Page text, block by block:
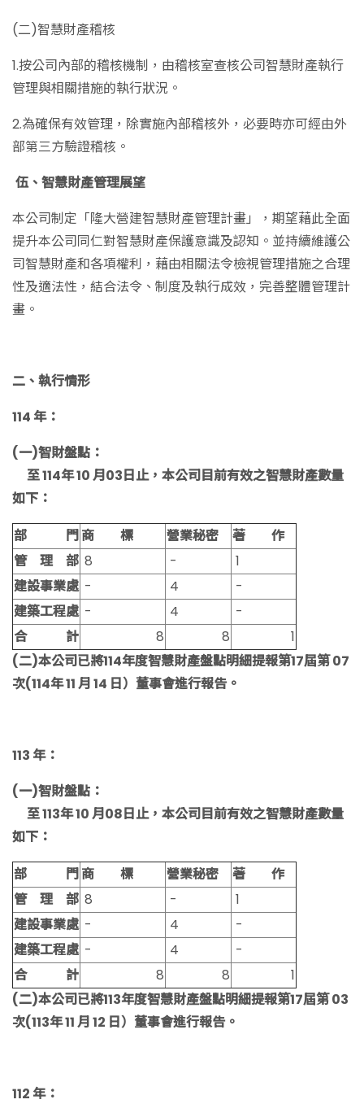
(二)智慧財產稽核
1.按公司內部的稽核機制，由稽核室查核公司智慧財產執行
管理與相關措施的執行狀況。
2.為確保有效管理，除實施內部稽核外，必要時亦可經由外
部第三方驗證稽核。
伍、智慧財產管理展望
本公司制定「隆大營建智慧財產管理計畫」，期望藉此全面
提升本公司同仁對智慧財產保護意識及認知。並持續維護公
司智慧財產和各項權利，藉由相關法令檢視管理措施之合理
性及適法性，結合法令、制度及執行成效，完善整體管理計
畫。
二、執行情形
114 年：
(一)智財盤點：
至 114年 10 月03日止，本公司目前有效之智慧財產數量
如下：
部 門商 標 營業秘密
著 作
管 理 部 8 -
1
建設事業處 - 4
-
建築工程處 - 4
-
合 計
8 8
1
(二)本公司已將114年度智慧財產盤點明細提報第17屆第 07
次(114年 11 月 14 日）董事會進行報告。
113 年：
(一)智財盤點：
至 113年 10 月08日止，本公司目前有效之智慧財產數量
如下：
部 門商 標 營業秘密
著 作
管 理 部 8 -
1
建設事業處 - 4
-
建築工程處 - 4
-
合 計
8 8
1
(二)本公司已將113年度智慧財產盤點明細提報第17屆第 03
次(113年 11 月 12 日）董事會進行報告。
112 年：